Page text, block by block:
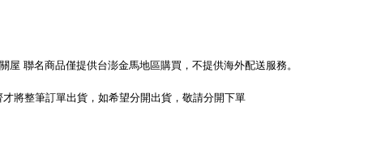
聯名商品僅提供台澎金馬地區購買，不提供海外配送服務。
將整筆訂單出貨，如希望分開出貨，敬請分開下單